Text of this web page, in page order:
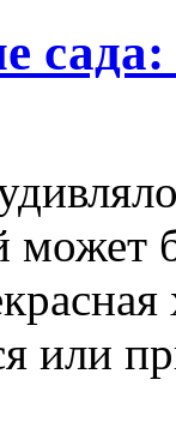
может
или